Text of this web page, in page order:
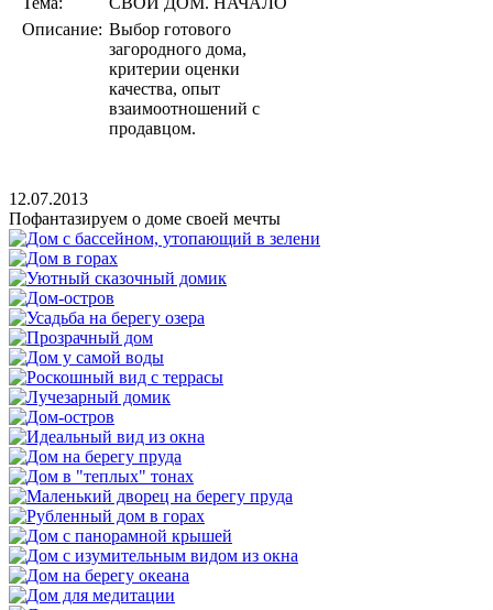
Описание: Выбор готового
загородного дома,
критерии оценки
качества, опыт
взаимоотношений с
продавцом.
12.07.2013
Пофантазируем о доме своей мечты